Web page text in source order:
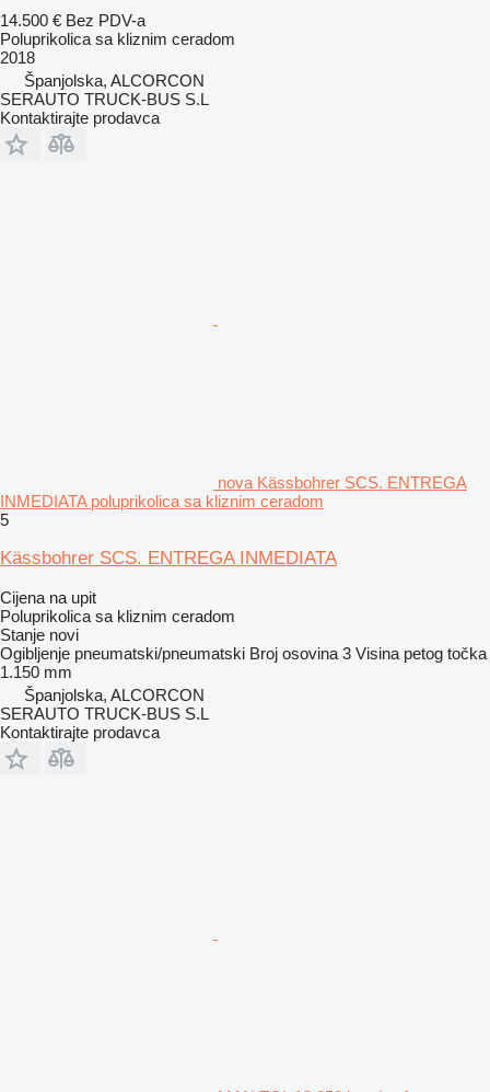
14.500 € Bez PDV-a
Poluprikolica sa kliznim ceradom
2018
Španjolska, ALCORCON
SERAUTO TRUCK-BUS S.L
Kontaktirajte prodavca
nova Kässbohrer SCS. ENTREGA
INMEDIATA poluprikolica sa kliznim ceradom
5
Kässbohrer SCS. ENTREGA INMEDIATA
Cijena na upit
Poluprikolica sa kliznim ceradom
Stanje novi
Ogibljenje pneumatski/pneumatski Broj osovina 3 Visina petog točka
1.150 mm
Španjolska, ALCORCON
SERAUTO TRUCK-BUS S.L
Kontaktirajte prodavca